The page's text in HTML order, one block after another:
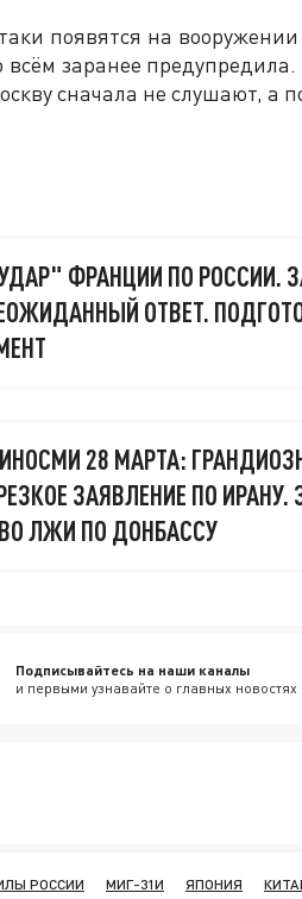
появятся на
заранее предупредила.
сначала не слушают, а
ФРАНЦИИ ПО РОССИИ.
ОТВЕТ.
28 МАРТА:
ЗАЯВЛЕНИЕ ПО
ЛЖИ ПО ДОНБАССУ
Подписывайтесь на наши каналы
и первыми узнавайте о главных
РОССИИ МИГ-31И ЯПОНИЯ